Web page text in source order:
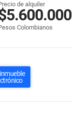
de alquiler
Colombianos